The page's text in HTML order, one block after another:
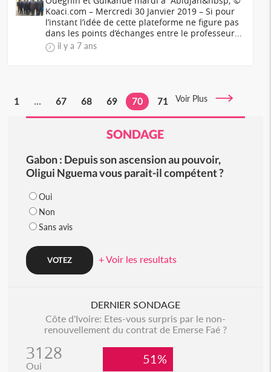
Koaci.com – Mercredi 30 Janvier 2019 – Si pour
l’instant l’idée de cette plateforme ne figure pas
dans les points d’échanges entre le professeur...
il y a 7 ans
1 ... 67 68 69 70 71 Voir Plus
SONDAGE
Gabon : Depuis son ascension au pouvoir,
Oligui Nguema vous parait-il compétent ?
Oui
Non
Sans avis
+ Voir les resultats
DERNIER SONDAGE
Côte d'Ivoire: Etes-vous surpris par le non-
renouvellement du contrat de Emerse Faé ?
3128
Oui 51%